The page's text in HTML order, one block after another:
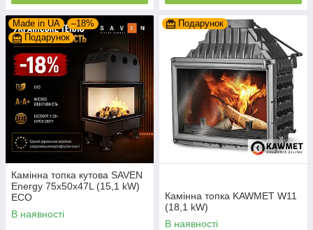
Made in UA
–18%
Подарунок
Камінна топка кутова SAVEN
Energy 75х50х47L (15,1 kW)
ECO
В наявності
Подарунок
Камінна топка KAWMET W11
(18,1 kW)
В наявності